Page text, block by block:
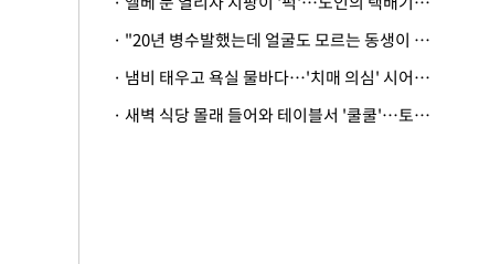
· "20년 병수발했는데 얼굴도 모르는 동생이 유산 절반을"…배다른 형제 상속권 있을까
· 냄비 태우고 욕실 물바다…'치매 의심' 시어머니 검사 권유했다가 '날벼락'
· 새벽 식당 몰래 들어와 테이블서 '쿨쿨'…토사물 남기고 사라진 남성